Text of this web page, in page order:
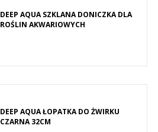
DEEP AQUA SZKLANA DONICZKA DLA
ROŚLIN AKWARIOWYCH
DEEP AQUA ŁOPATKA DO ŻWIRKU
CZARNA 32CM